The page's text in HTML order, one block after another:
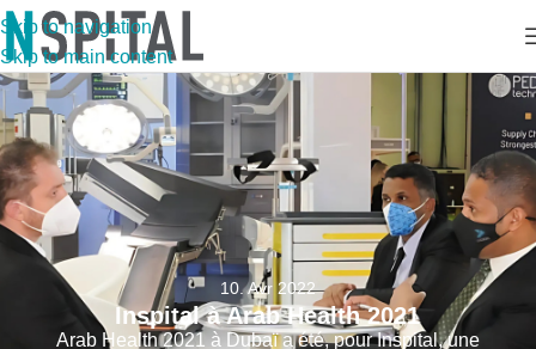
Skip to navigation
Skip to main content
10. Avr 2022
Inspital à Arab Health 2021
Arab Health 2021 à Dubaï a été, pour Inspital, une